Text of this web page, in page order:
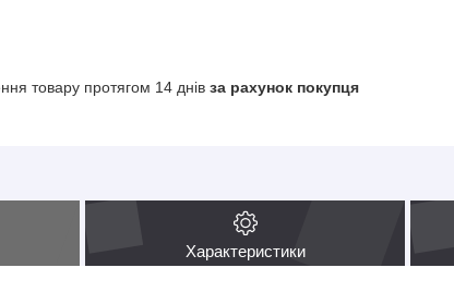
товару протягом 14 днів за рахунок покупця
Характеристики